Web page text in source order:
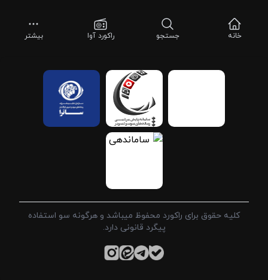
خانه جستجو راکورد آوا بیشتر
کلیه حقوق برای راکورد محفوظ میباشد و هرگونه سو استفاده
پیگرد قانونی دارد.